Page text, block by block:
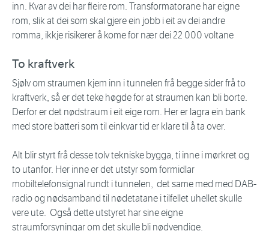
inn. Kvar av dei har fleire rom. Transformatorane har eigne
rom, slik at dei som skal gjere ein jobb i eit av dei andre
romma, ikkje risikerer å kome for nær dei 22 000 voltane
To kraftverk
Sjølv om straumen kjem inn i tunnelen frå begge sider frå to
kraftverk, så er det teke høgde for at straumen kan bli borte.
Derfor er det nødstraum i eit eige rom. Her er lagra ein bank
med store batteri som til einkvar tid er klare til å ta over.
Alt blir styrt frå desse tolv tekniske bygga, ti inne i mørkret og
to utanfor. Her inne er det utstyr som formidlar
mobiltelefonsignal rundt i tunnelen, det same med med DAB-
radio og nødsamband til nødetatane i tilfellet uhellet skulle
vere ute. Også dette utstyret har sine eigne
straumforsyningar om det skulle bli nødvendige.